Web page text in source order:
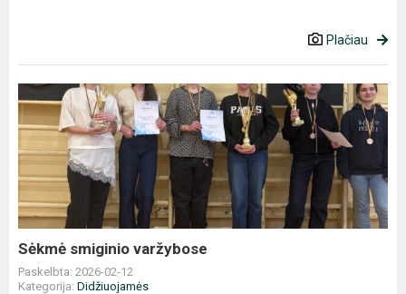
Plačiau
Sėkmė
smiginio
varžybose
Sėkmė smiginio varžybose
Paskelbta: 2026-02-12
Kategorija: Didžiuojamės